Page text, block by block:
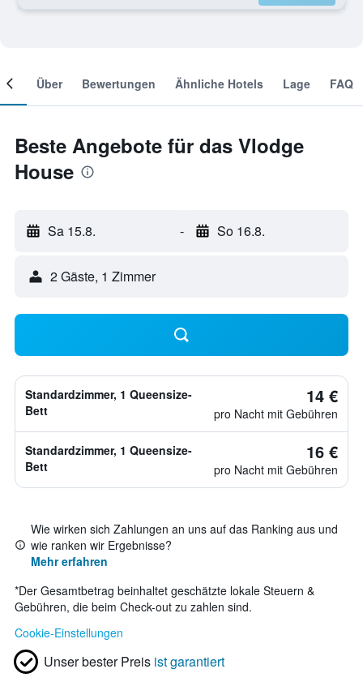
Über Bewertungen Ähnliche Hotels Lage FAQ
Beste Angebote für das Vlodge
House
Sa 15.8. - So 16.8.
2 Gäste, 1 Zimmer
Standardzimmer, 1 Queensize-
Bett
14 €
pro Nacht mit Gebühren
Standardzimmer, 1 Queensize-
Bett
16 €
pro Nacht mit Gebühren
Wie wirken sich Zahlungen an uns auf das Ranking aus und
wie ranken wir Ergebnisse?
Mehr erfahren
*Der Gesamtbetrag beinhaltet geschätzte lokale Steuern &
Gebühren, die beim Check-out zu zahlen sind.
Cookie-Einstellungen
Unser bester Preis ist garantiert